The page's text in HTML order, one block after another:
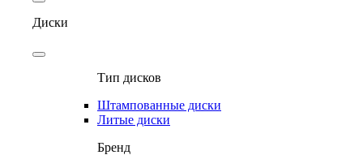
Диски
Тип дисков
Штампованные диски
Литые диски
Бренд